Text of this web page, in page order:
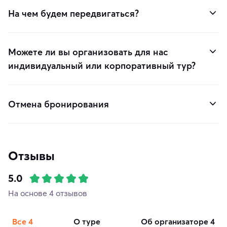
На чем будем передвигаться?
Можете ли вы организовать для нас
индивидуальный или корпоративный тур?
Отмена бронирования
Отзывы
5.0
На основе 4 отзывов
Все 4 о туре об организаторе 4